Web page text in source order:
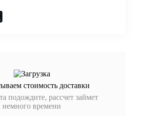
стоимость доставки
подождите, рассчет займет
немного времени